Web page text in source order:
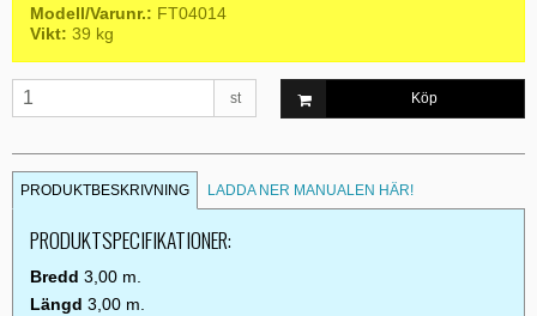
Modell/Varunr.: FT04014
Vikt: 39 kg
st Köp
PRODUKTBESKRIVNING LADDA NER MANUALEN HÄR!
PRODUKTSPECIFIKATIONER:
Bredd 3,00 m.
Längd 3,00 m.